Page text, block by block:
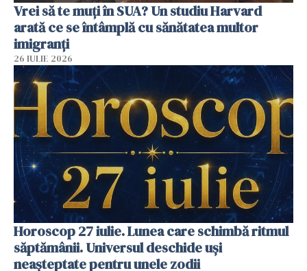
Vrei să te muți în SUA? Un studiu Harvard
arată ce se întâmplă cu sănătatea multor
imigranți
26 IULIE 2026
Horoscop 27 iulie. Lunea care schimbă ritmul
săptămânii. Universul deschide uși
neașteptate pentru unele zodii